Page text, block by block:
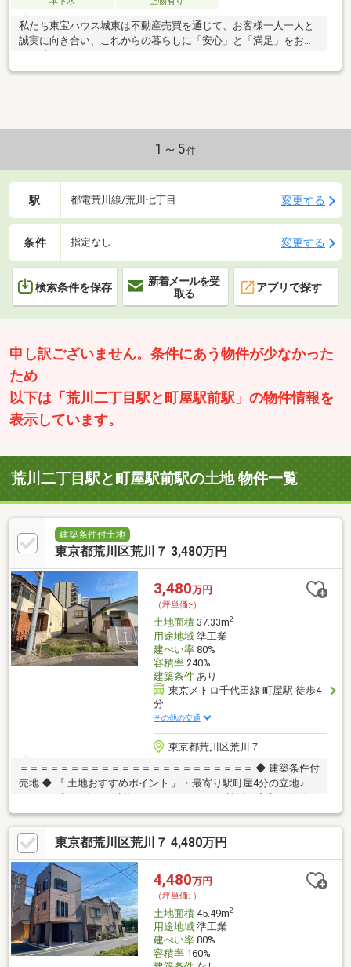
私たち東宝ハウス城東は不動産売買を通じて、お客様一人一人と
誠実に向き合い、これからの暮らしに「安心」と「満足」をお届
けし続けていきます。
1～5件
駅 都電荒川線/荒川七丁目 変更する
条件 指定なし 変更する
検索条件を保存
新着メールを受
取る
アプリで探す
申し訳ございません。条件にあう物件が少なかった
ため
以下は「荒川二丁目駅と町屋駅前駅」の物件情報を
表示しています。
荒川二丁目駅と町屋駅前駅の土地 物件一覧
建築条件付土地
東京都荒川区荒川７ 3,480万円
3,480万円
（坪単価:-）
土地面積37.33m2
用途地域準工業
建ぺい率80%
容積率240%
建築条件あり
東京メトロ千代田線 町屋駅 徒歩4
分
その他の交通
東京都荒川区荒川７
＝＝＝＝＝＝＝＝＝＝＝＝＝＝＝＝＝＝＝＝＝＝＝ ◆ 建築条件付
売地 ◆ 『 土地おすすめポイント 』・最寄り駅町屋4分の立地♪・
3LDKのプラン有り… 建物イメージがしやすく検討も安心・仕様・
間取り相談可 … ライフスタイルに合わせた設計対応『 ロケーショ
ン 』・複数駅・複数路線利用可 … 通勤・通学もスムーズ・都心へ
軽快アクセス … 暮らしの幅が広がる立地『 サポート内容 』・仕
様書のご案内・間取り／資金計画のご相談可能＝＝＝＝＝＝＝＝
＝＝＝＝＝＝＝＝＝＝＝＝＝＝＝
東京都荒川区荒川７ 4,480万円
4,480万円
（坪単価:-）
土地面積45.49m2
用途地域準工業
建ぺい率80%
容積率160%